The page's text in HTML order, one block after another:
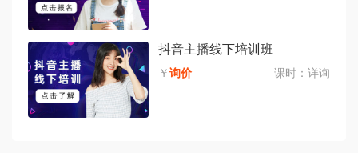
抖音主播线下培训班
￥询价 课时： 详询